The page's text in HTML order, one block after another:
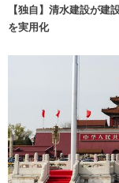
【独自】清水建設が建
を実用化